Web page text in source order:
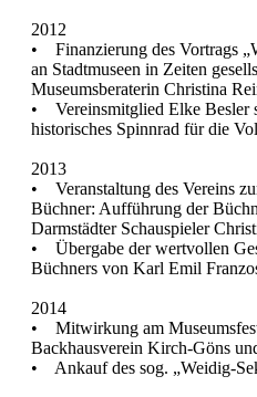
2012
• Finanzierung des Vortrags
an Stadtmuseen in Zeiten
Museumsberaterin Christina
• Vereinsmitglied Elke Besler
historisches Spinnrad für die
2013
• Veranstaltung des Vereins
Büchner: Aufführung der
Darmstädter Schauspieler
• Übergabe der wertvollen
Büchners von Karl Emil
2014
• Mitwirkung am
Backhausverein Kirch-Göns
• Ankauf des sog. „Weidig-